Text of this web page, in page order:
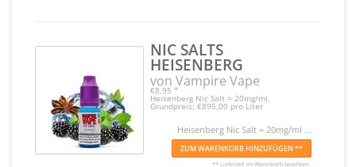
NIC SALTS
HEISENBERG
von Vampire Vape
€8,95 *
Heisenberg Nic Salt = 20mg/ml,
Grundpreis: €895,00 pro Liter
Heisenberg Nic Salt = 20mg/ml ...
ZUM WARENKORB HINZUFÜGEN **
** Lieferzeit im Warenkorb beachten